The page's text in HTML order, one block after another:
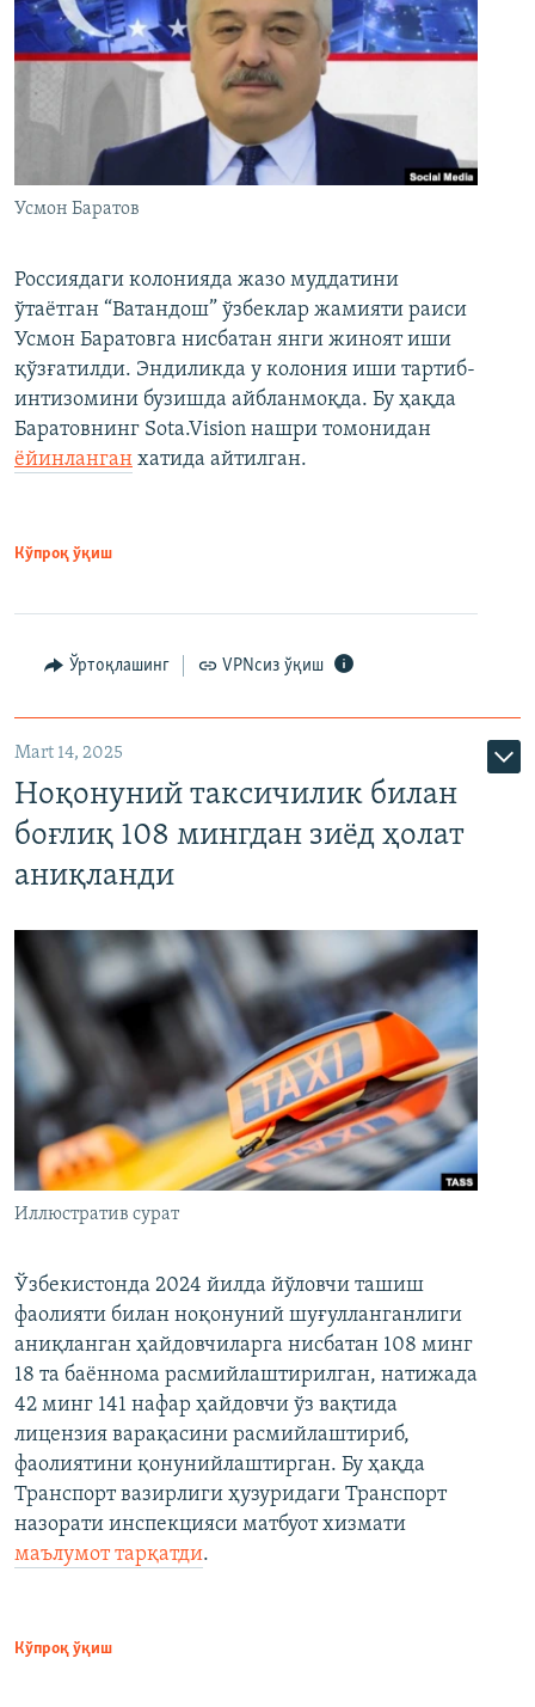
Усмон Баратов
Россиядаги колонияда жазо муддатини
ўтаётган “Ватандош” ўзбеклар жамияти раиси
Усмон Баратовга нисбатан янги жиноят иши
қўзғатилди. Эндиликда у колония иши тартиб-
интизомини бузишда айбланмоқда. Бу ҳақда
Баратовнинг Sota.Vision нашри томонидан
ёйинланган хатида айтилган.
Кўпроқ ўқиш
Ўртоқлашинг VPNсиз ўқиш
Mart 14, 2025
Ноқонуний таксичилик билан
боғлиқ 108 мингдан зиёд ҳолат
аниқланди
Иллюстратив сурат
Ўзбекистонда 2024 йилда йўловчи ташиш
фаолияти билан ноқонуний шуғулланганлиги
аниқланган ҳайдовчиларга нисбатан 108 минг
18 та баённома расмийлаштирилган, натижада
42 минг 141 нафар ҳайдовчи ўз вақтида
лицензия варақасини расмийлаштириб,
фаолиятини қонунийлаштирган. Бу ҳақда
Транспорт вазирлиги ҳузуридаги Транспорт
назорати инспекцияси матбуот хизмати
маълумот тарқатди.
Кўпроқ ўқиш